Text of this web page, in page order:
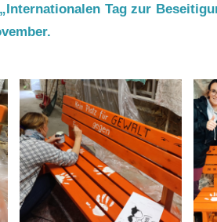
Tag zur